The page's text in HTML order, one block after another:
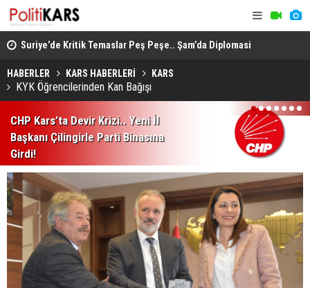
Suriye’de Kritik Temaslar Peş Peşe.. Şam’da Diplomasi
ve Güvenlik Gündemi Öne Çıktı!
HABERLER KARS HABERLERİ KARS
KYK Öğrencilerinden Kan Bağışı
CHP Kars’ta Devir Krizi.. Yeni İl
Başkanı Çilingirle Parti Binasına
Girdi!
1 2 3 4 5 6 7